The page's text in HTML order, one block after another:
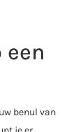
benul van